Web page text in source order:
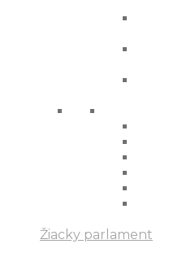
Žiacky parlament